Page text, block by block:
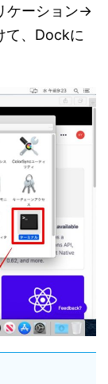
ケーション→
て、Dockに